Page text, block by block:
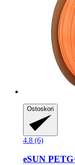
Ostoskori
4.8 (6)
eSUN